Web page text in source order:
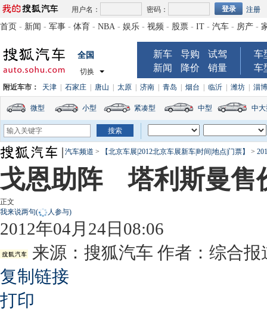
用户名： 密码： 注册
首页 - 新闻 - 军事 - 体育 - NBA - 娱乐 - 视频 - 股票 - IT - 汽车 - 房产 -
全国
切换
新车 导购
试驾
新闻
降价 销量
车
车
附近车市： 天津 石家庄 唐山 太原 济南 青岛 烟台 临沂 潍坊 淄博
微型 小型 紧凑型 中型 中
汽车频道 > 【北京车展|2012北京车展新车|时间|地点|门票】 >
戈恩助阵 塔利斯曼售
正文
我来说两句( 人参与)
2012年04月24日08:06
来源： 搜狐汽车 作者：综合报
复制链接
打印